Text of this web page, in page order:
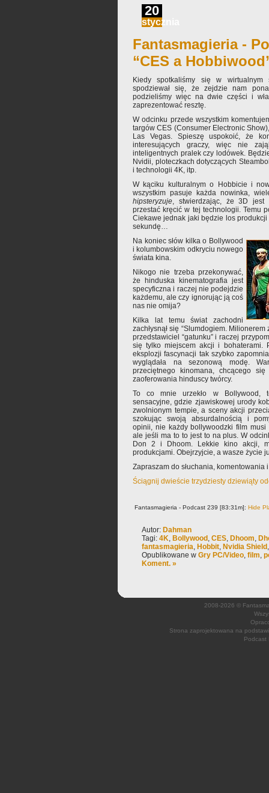
20
stycznia
Fantasmagieria -
“CES a
Kiedy spotkaliśmy się w
spodziewał się, że zejdzie nam
podzieliśmy więc na dwie części i
zaprezentować resztę.
W odcinku przede wszystkim
targów CES (Consumer Electronic
Las Vegas. Spieszę uspokoić, że
interesujących graczy, więc nie
inteligentnych pralek czy lodówek.
Nvidii, ploteczkach dotyczących
i technologii 4K, itp.
W kąciku kulturalnym o Hobbicie i
wszystkim pasuje każda nowinka,
hipsteryzuje, stwierdzając, że 3D
przestać kręcić w tej technologii. Temu
Ciekawe jednak jaki będzie los
sekundę…
Na koniec słów kilka o Bollywood
i kolumbowskim odkryciu nowego
świata kina.
Nikogo nie trzeba przekonywać,
że hinduska kinematografia jest
specyficzna i raczej nie podejdzie
każdemu, ale czy ignorując ją coś
nas nie omija?
Kilka lat temu świat zachodni
zachłysnął się “Slumdogiem.
przedstawiciel “gatunku” i raczej
się tylko miejscem akcji i bohaterami.
eksplozji fascynacji tak szybko
wyglądała na sezonową modę.
przeciętnego kinomana, chcącego
zaoferowania hinduscy twórcy.
To co mnie urzekło w Bollywood,
sensacyjne, gdzie zjawiskowej urody
zwolnionym tempie, a sceny akcji
szokując swoją absurdalnością i
opinii, nie każdy bollywoodzki film
ale jeśli ma to to jest to na plus. W
Don 2 i Dhoom. Lekkie kino akcji,
produkcjami. Obejrzyjcie, a wasze życie
Zapraszam do słuchania, komentowania
Ściągnij dwieście trzydziesty dziewiąty
Fantasmagieria - Podcast 239 [83:31m]: Hide
Autor: Dahman
Tagi: 4K, Bollywood , CES, Dhoom,
fantasmagieria, Hobbit, Nvidia Shield
Opublikowane w Gry PC/Video, film,
Koment. »
2008-2026 ©
Strona zaprojektowana na
Podcast